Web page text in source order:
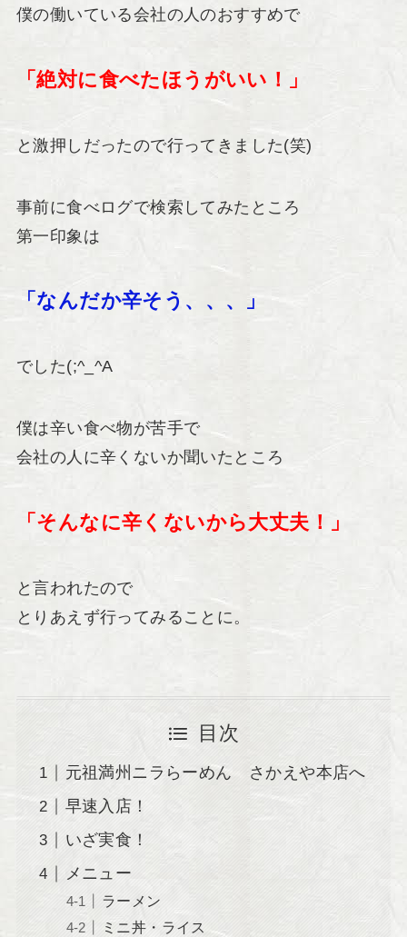
僕の働いている会社の人のおすすめで
「絶対に食べたほうがいい！」
と激押しだったので行ってきました(笑)
事前に食べログで検索してみたところ
第一印象は
「なんだか辛そう、、、」
でした(;^_^A
僕は辛い食べ物が苦手で
会社の人に辛くないか聞いたところ
「そんなに辛くないから大丈夫！」
と言われたので
とりあえず行ってみることに。
目次
元祖満州ニラらーめん さかえや本店へ
早速入店！
いざ実食！
メニュー
ラーメン
ミニ丼・ライス